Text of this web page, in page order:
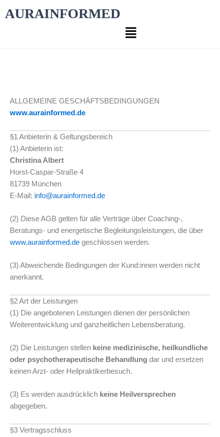
Inhalt
AURAINFORMED
Menü
ALLGEMEINE GESCHÄFTSBEDINGUNGEN
www.aurainformed.de
§1 Anbieterin & Geltungsbereich
(1) Anbieterin ist:
Christina Albert
Horst-Caspar-Straße 4
81739 München
E-Mail: info@aurainformed.de
(2) Diese AGB gelten für alle Verträge über Coaching-,
Beratungs- und energetische Begleitungsleistungen, die über
www.aurainformed.de geschlossen werden.
(3) Abweichende Bedingungen der Kund:innen werden nicht
anerkannt.
§2 Art der Leistungen
(1) Die angebotenen Leistungen dienen der persönlichen
Weiterentwicklung und ganzheitlichen Lebensberatung.
(2) Die Leistungen stellen keine medizinische, heilkundliche
oder psychotherapeutische Behandlung dar und ersetzen
keinen Arzt- oder Heilpraktikerbesuch.
(3) Es werden ausdrücklich keine Heilversprechen
abgegeben.
§3 Vertragsschluss